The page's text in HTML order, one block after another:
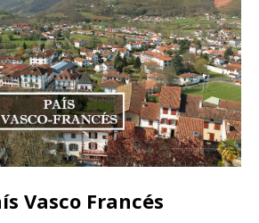
Vasco Francés